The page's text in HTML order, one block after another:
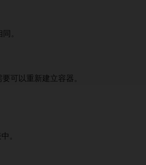
。
可以重新建立容器。
。